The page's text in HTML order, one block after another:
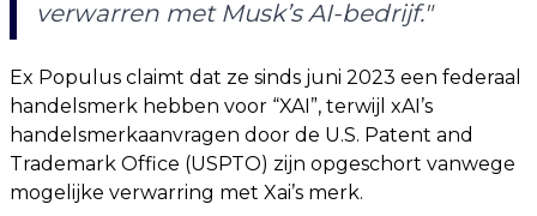
verwarren met Musk’s AI-bedrijf."
Ex Populus claimt dat ze sinds juni 2023 een federaal
handelsmerk hebben voor “XAI”, terwijl xAI’s
handelsmerkaanvragen door de U.S. Patent and
Trademark Office (USPTO) zijn opgeschort vanwege
mogelijke verwarring met Xai’s merk.